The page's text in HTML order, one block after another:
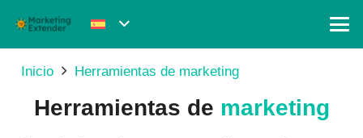
Inicio Herramientas de marketing
Herramientas de marketing